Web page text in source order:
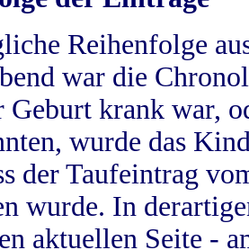
Reihenfolge
war die
Geburt krank war,
wurde das
der Taufeintrag
wurde. In
aktuellen Seite -